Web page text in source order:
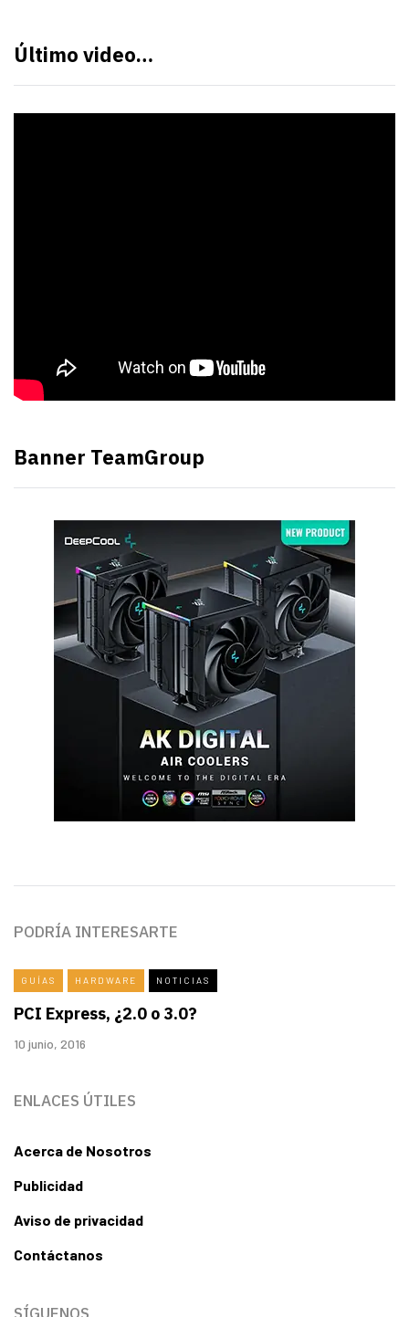
Último video…
Banner TeamGroup
PODRÍA INTERESARTE
GUÍAS HARDWARE NOTICIAS
PCI Express, ¿2.0 o 3.0?
10 junio, 2016
ENLACES ÚTILES
Acerca de Nosotros
Publicidad
Aviso de privacidad
Contáctanos
SÍGUENOS